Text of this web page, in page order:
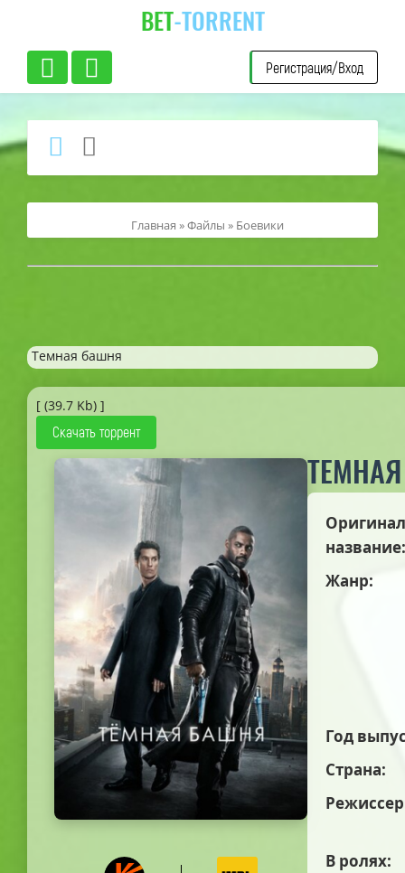
BET-TORRENT
Регистрация/Вход
Главная »Файлы » Боевики
Темная башня
[ (39.7 Kb) ]
Скачать торрент
название:
Жанр:
Год
Страна:
В ролях: